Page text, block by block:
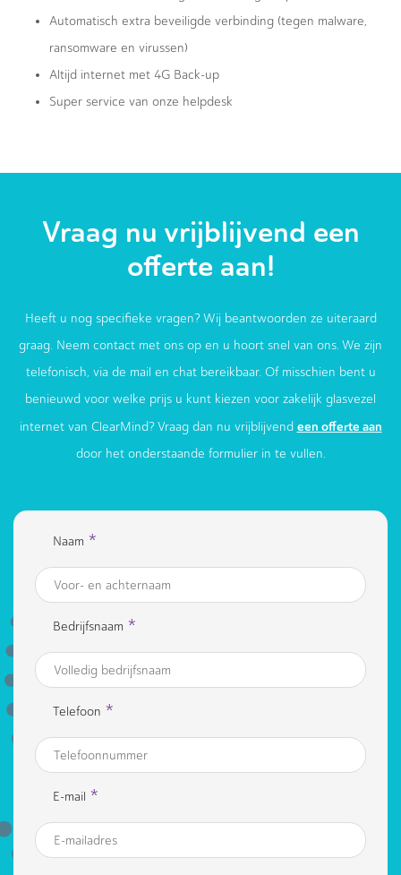
Automatisch extra beveiligde verbinding (tegen malware,
ransomware en virussen)
Altijd internet met 4G Back-up
Super service van onze helpdesk
Vraag nu vrijblijvend een
offerte aan!
Heeft u nog specifieke vragen? Wij beantwoorden ze uiteraard
graag. Neem contact met ons op en u hoort snel van ons. We zijn
telefonisch, via de mail en chat bereikbaar. Of misschien bent u
benieuwd voor welke prijs u kunt kiezen voor zakelijk glasvezel
internet van ClearMind? Vraag dan nu vrijblijvend een offerte aan
door het onderstaande formulier in te vullen.
Naam *
Bedrijfsnaam *
Telefoon *
E-mail *